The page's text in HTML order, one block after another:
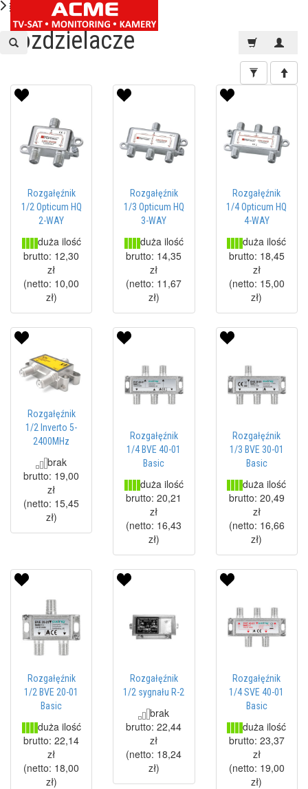
rozdzielacze
Rozgałęźnik
1/2 Opticum HQ
2-WAY
duża ilość
brutto: 12,30
zł
(netto: 10,00
zł)
Rozgałęźnik
1/3 Opticum HQ
3-WAY
duża ilość
brutto: 14,35
zł
(netto: 11,67
zł)
Rozgałęźnik
1/4 Opticum HQ
4-WAY
duża ilość
brutto: 18,45
zł
(netto: 15,00
zł)
Rozgałęźnik
1/2 Inverto 5-
2400MHz
brak
brutto: 19,00
zł
(netto: 15,45
zł)
Rozgałęźnik
1/4 BVE 40-01
Basic
duża ilość
brutto:20,21
zł
(netto: 16,43
zł)
Rozgałęźnik
1/3 BVE 30-01
Basic
duża ilość
brutto: 20,49
zł
(netto: 16,66
zł)
Rozgałęźnik
1/2 BVE 20-01
Basic
duża ilość
brutto:22,14
zł
(netto: 18,00
zł)
Rozgałęźnik
1/2 sygnału R-2
brak
brutto:22,44
zł
(netto: 18,24
zł)
Rozgałęźnik
1/4 SVE 40-01
Basic
duża ilość
brutto: 23,37
zł
(netto: 19,00
zł)